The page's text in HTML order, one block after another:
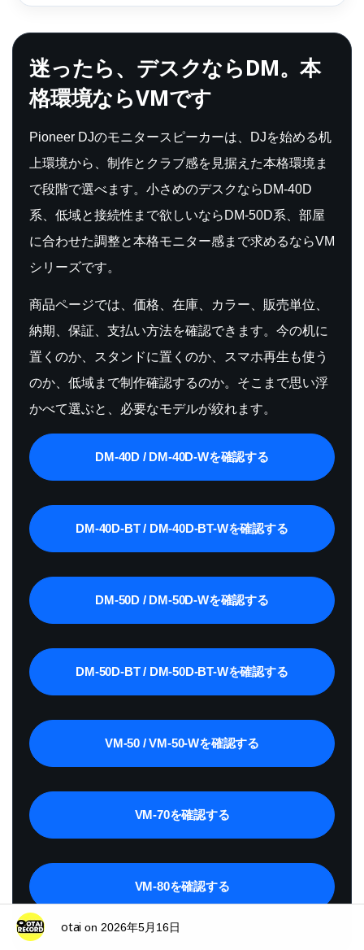
迷ったら、デスクならDM。本
格環境ならVMです
Pioneer DJのモニタースピーカーは、DJを始める机
上環境から、制作とクラブ感を見据えた本格環境ま
で段階で選べます。小さめのデスクならDM-40D
系、低域と接続性まで欲しいならDM-50D系、部屋
に合わせた調整と本格モニター感まで求めるならVM
シリーズです。
商品ページでは、価格、在庫、カラー、販売単位、
納期、保証、支払い方法を確認できます。今の机に
置くのか、スタンドに置くのか、スマホ再生も使う
のか、低域まで制作確認するのか。そこまで思い浮
かべて選ぶと、必要なモデルが絞れます。
DM-40D / DM-40D-Wを確認する
DM-40D-BT / DM-40D-BT-Wを確認する
DM-50D / DM-50D-Wを確認する
DM-50D-BT / DM-50D-BT-Wを確認する
VM-50 / VM-50-Wを確認する
VM-70を確認する
VM-80を確認する
otai on 2026年5月16日